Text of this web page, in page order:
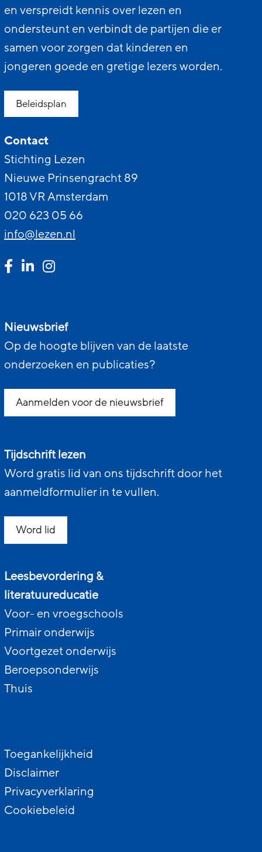
en verspreidt kennis over lezen en
ondersteunt en verbindt de partijen die er
samen voor zorgen dat kinderen en
jongeren goede en gretige lezers worden.
Beleidsplan
Contact
Stichting Lezen
Nieuwe Prinsengracht 89
1018 VR Amsterdam
020 623 05 66
info@lezen.nl
Nieuwsbrief
Op de hoogte blijven van de laatste
onderzoeken en publicaties?
Aanmelden voor de nieuwsbrief
Tijdschrift lezen
Word gratis lid van ons tijdschrift door het
aanmeldformulier in te vullen.
Word lid
Leesbevordering &
literatuureducatie
Voor- en vroegschools
Primair onderwijs
Voortgezet onderwijs
Beroepsonderwijs
Thuis
Toegankelijkheid
Disclaimer
Privacyverklaring
Cookiebeleid